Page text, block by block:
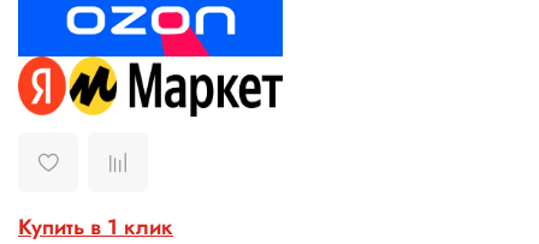
Купить в 1 клик